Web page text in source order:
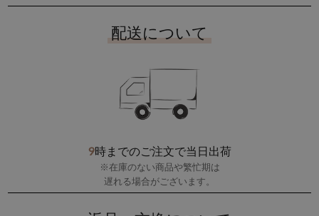
配送について
9時までのご注文で当日出荷
※在庫のない商品や繁忙期は
遅れる場合がございます。